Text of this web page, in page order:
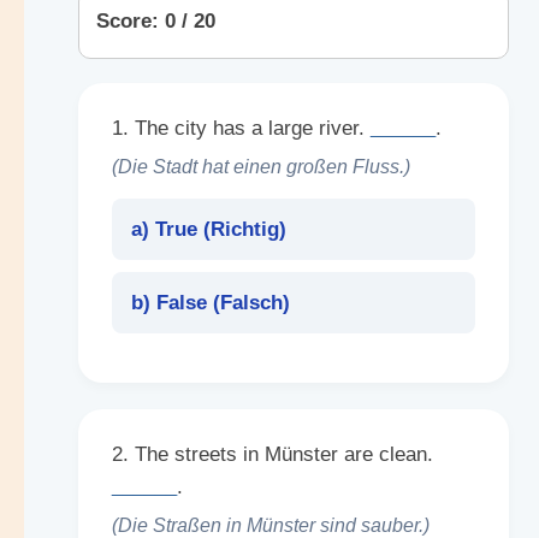
Score: 0 / 20
1. The city has a large river. .
(Die Stadt hat einen großen Fluss.)
a) True (Richtig)
b) False (Falsch)
2. The streets in Münster are clean.
.
(Die Straßen in Münster sind sauber.)